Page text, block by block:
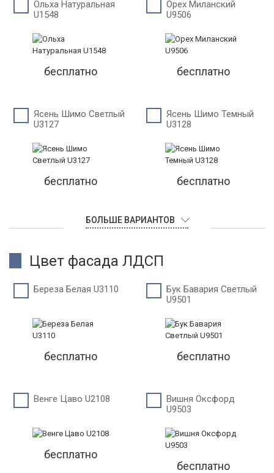
Ольха Натуральная
U1548
бесплатно
Орех Миланский
U9506
бесплатно
Ясень Шимо Светлый
U3127
бесплатно
Ясень Шимо Темный
U3128
бесплатно
БОЛЬШЕ ВАРИАНТОВ
Цвет фасада ЛДСП
Береза Белая U3110
бесплатно
Бук Бавария Светлый
U9501
бесплатно
Венге Цаво U2108
бесплатно
Вишня Оксфорд
U9503
бесплатно